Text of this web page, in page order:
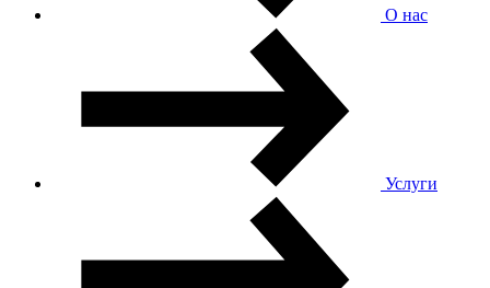
О нас
Услуги